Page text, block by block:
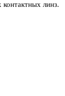
линз.